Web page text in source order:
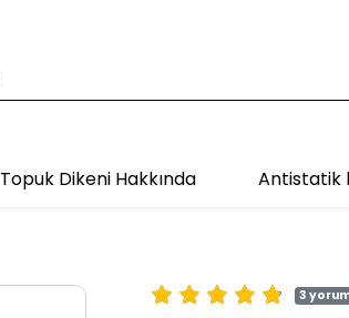
Topuk Dikeni Hakkında Antistatik
3